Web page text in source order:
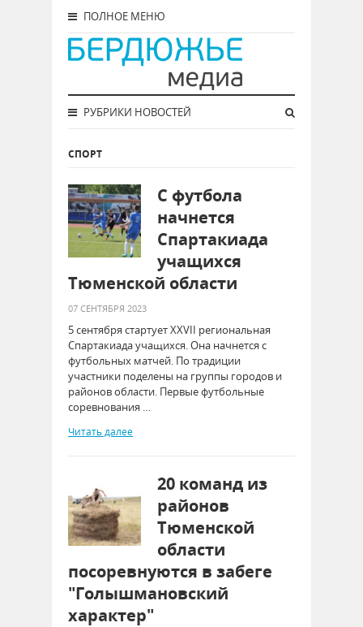
ПОЛНОЕ МЕНЮ
РУБРИКИ НОВОСТЕЙ
СПОРТ
С футбола
начнется
Спартакиада
учащихся
Тюменской области
07 СЕНТЯБРЯ 2023
5 сентября стартует XXVII региональная
Спартакиада учащихся. Она начнется с
футбольных матчей. По традиции
участники поделены на группы городов и
районов области. Первые футбольные
соревнования …
Читать далее
20 команд из
районов
Тюменской
области
посоревнуются в забеге
"Голышмановский
характер"